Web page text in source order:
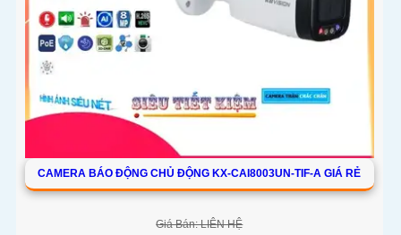
CAMERA BÁO ĐỘNG CHỦ ĐỘNG KX-CAI8003UN-TIF-A GIÁ RẺ
Giá Bán: LIÊN HỆ